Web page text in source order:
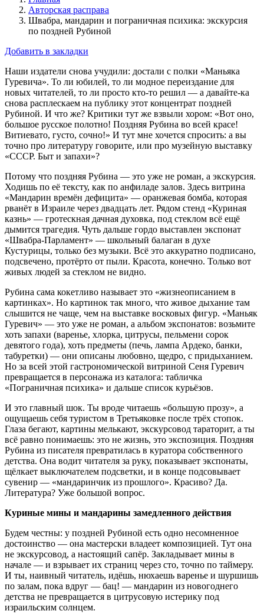
Авторская расправа
Швабра, мандарин и пограничная психика: экскурсия
по поздней Рубиной
Добавить в закладки
Наши издатели снова учудили: достали с полки «Маньяка
Гуревича». То ли юбилей, то ли модное переиздание для
новых читателей, то ли просто кто-то решил — а давайте-ка
снова расплескаем на публику этот концентрат поздней
Рубиной. И что же? Критики тут же взвыли хором: «Вот оно,
большое русское полотно! Поздняя Рубина во всей красе!
Витиевато, густо, сочно!» И тут мне хочется спросить: а вы
точно про литературу говорите, или про музейную выставку
«СССР. Быт и запахи»?
Потому что поздняя Рубина — это уже не роман, а экскурсия.
Ходишь по её тексту, как по анфиладе залов. Здесь витрина
«Мандарин времён дефицита» — оранжевая бомба, которая
рванёт в Израиле через двадцать лет. Рядом стенд «Куриная
казнь» — гротескная дачная духовка, под стеклом всё ещё
дымится трагедия. Чуть дальше гордо выставлен экспонат
«Швабра-Парламент» — школьный балаган в духе
Кустурицы, только без музыки. Всё это аккуратно подписано,
подсвечено, протёрто от пыли. Красота, конечно. Только вот
живых людей за стеклом не видно.
Рубина сама кокетливо называет это «жизнеописанием в
картинках». Но картинок так много, что живое дыхание там
слышится не чаще, чем на выставке восковых фигур. «Маньяк
Гуревич» — это уже не роман, а альбом экспонатов: возьмите
хоть запахи (варенье, хлорка, цитрусы, пельмени сорок
девятого года), хоть предметы (печь, лампа Ардеко, банки,
табуретки) — они описаны любовно, щедро, с придыханием.
Но за всей этой гастрономической витриной Сеня Гуревич
превращается в персонажа из каталога: табличка
«Пограничная психика» и дальше список курьёзов.
И это главный шок. Ты вроде читаешь «большую прозу», а
ощущаешь себя туристом в Третьяковке после трёх стопок.
Глаза бегают, картины мелькают, экскурсовод тараторит, а ты
всё равно понимаешь: это не жизнь, это экспозиция. Поздняя
Рубина из писателя превратилась в куратора собственного
детства. Она водит читателя за руку, показывает экспонаты,
щёлкает выключателем подсветки, и в конце подсовывает
сувенир — «мандаринчик из прошлого». Красиво? Да.
Литература? Уже большой вопрос.
Куриные мины и мандарины замедленного действия
Будем честны: у поздней Рубиной есть одно несомненное
достоинство — она мастерски владеет композицией. Тут она
не экскурсовод, а настоящий сапёр. Закладывает мины в
начале — и взрывает их страниц через сто, точно по таймеру.
И ты, наивный читатель, идёшь, нюхаешь варенье и шуршишь
по залам, пока вдруг — бац! — мандарин из новогоднего
детства не превращается в цитрусовую истерику под
израильским солнцем.